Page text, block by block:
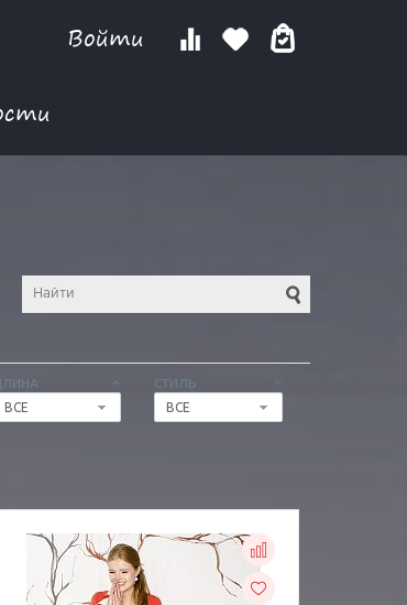
Войти
ВСЕ
СТИЛЬ
ВСЕ